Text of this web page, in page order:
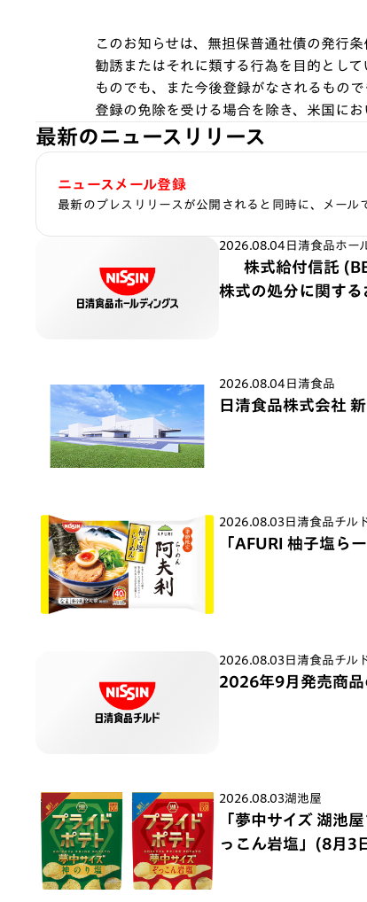
このお知らせは、無担保普通社債の発行
勧誘またはそれに類する行為を目的とし
ものでも、また今後登録がなされるもの
登録の免除を受ける場合を除き、米国に
最新のニュースリリース
ニュースメール登録
最新のプレスリリースが公開されると同時に、メール
2026.08.04 日清食品ホー
株式給付信託
株式の処分に関する
2026.08.04 日清食品
日清食品株式会社
2026.08.03 日清食品チル
「AFURI 柚子塩ら
2026.08.03 日清食品チル
2026年9月発売商品
2026.08.03湖池屋
「夢中サイズ 湖池
っこん岩塩」(8月3